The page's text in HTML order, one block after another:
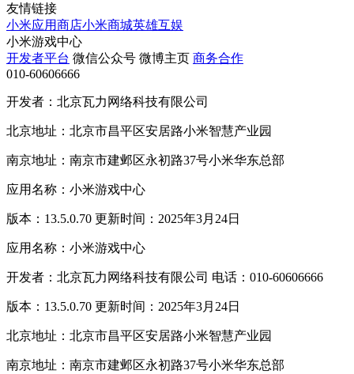
友情链接
小米应用商店小米商城英雄互娱
小米游戏中心
开发者平台 微信公众号 微博主页 商务合作
010-60606666
开发者：北京瓦力网络科技有限公司
北京地址：北京市昌平区安居路小米智慧产业园
南京地址：南京市建邺区永初路37号小米华东总部
应用名称：小米游戏中心
版本：13.5.0.70 更新时间：2025年3月24日
应用名称：小米游戏中心
开发者：北京瓦力网络科技有限公司 电话：010-60606666
版本：13.5.0.70 更新时间：2025年3月24日
北京地址：北京市昌平区安居路小米智慧产业园
南京地址：南京市建邺区永初路37号小米华东总部